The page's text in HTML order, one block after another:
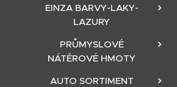
EINZA BARVY-LAKY-
LAZURY
PRŮMYSLOVÉ
NÁTĚROVÉ HMOTY
AUTO SORTIMENT